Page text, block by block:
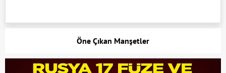
Öne Çıkan Manşetler